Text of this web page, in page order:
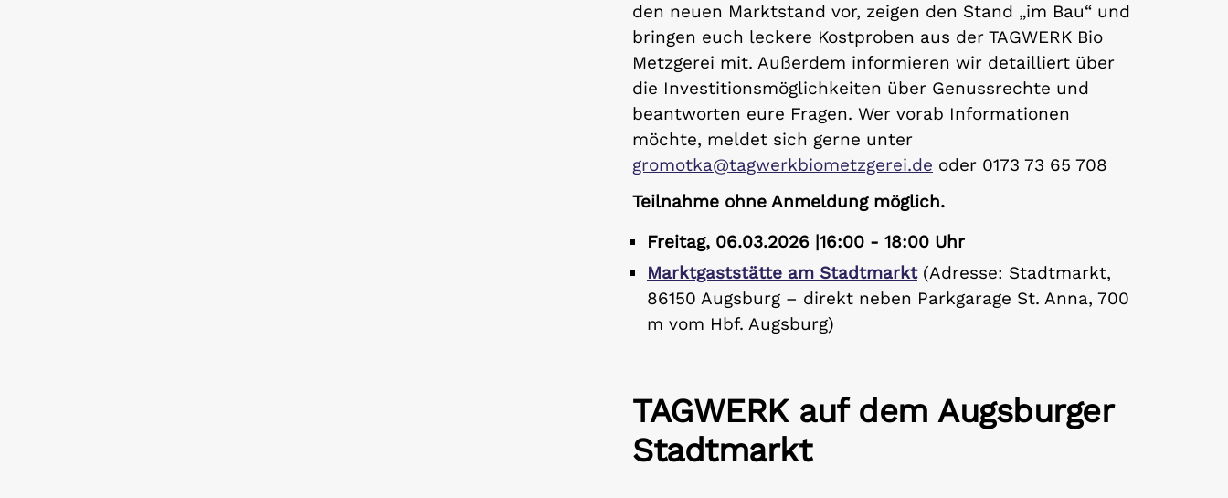
den neuen Marktstand vor, zeigen den Stand „im Bau“ und
bringen euch leckere Kostproben aus der TAGWERK Bio
Metzgerei mit. Außerdem informieren wir detailliert über
die Investitionsmöglichkeiten über Genussrechte und
beantworten eure Fragen. Wer vorab Informationen
möchte, meldet sich gerne unter
gromotka@tagwerkbiometzgerei.de oder 0173 73 65 708
Teilnahme ohne Anmeldung möglich.
Freitag, 06.03.2026 |16:00 - 18:00 Uhr
Marktgaststätte am Stadtmarkt(Adresse: Stadtmarkt,
86150 Augsburg – direkt neben Parkgarage St. Anna, 700
m vom Hbf. Augsburg)
TAGWERK auf dem Augsburger
Stadtmarkt